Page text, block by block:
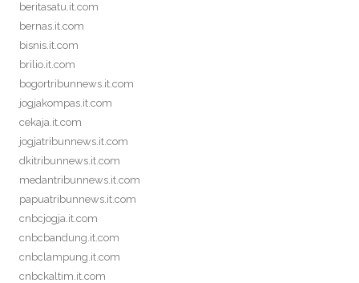
beritasatu.it.com
bernas.it.com
bisnis.it.com
brilio.it.com
bogortribunnews.it.com
jogjakompas.it.com
cekaja.it.com
jogjatribunnews.it.com
dkitribunnews.it.com
medantribunnews.it.com
papuatribunnews.it.com
cnbcjogja.it.com
cnbcbandung.it.com
cnbclampung.it.com
cnbckaltim.it.com